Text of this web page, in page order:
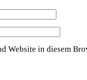
Website in diesem